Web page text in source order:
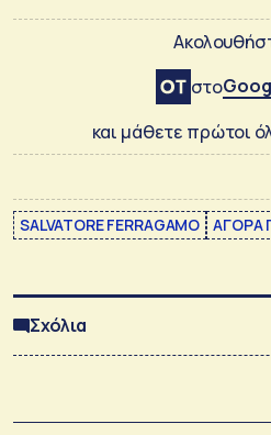
στο
και μάθετε πρώτοι
SALVATORE FERRAGAMO ΑΓΟΡΑ
Σχόλια